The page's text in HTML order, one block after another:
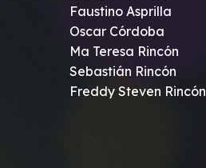
Faustino Asprilla
Oscar Córdoba
Ma Teresa Rincón
Sebastián Rincón
Freddy Steven Rincón